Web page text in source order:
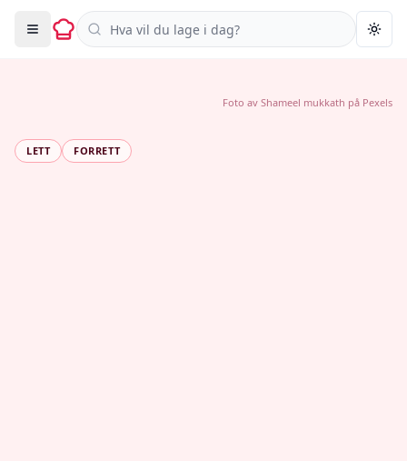
Søk i oppskrifter
LETT FORRETT
Foto av Shameel mukkath på Pexels